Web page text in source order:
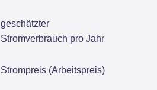
geschätzter
Stromverbrauch pro Jahr
Strompreis (Arbeitspreis)